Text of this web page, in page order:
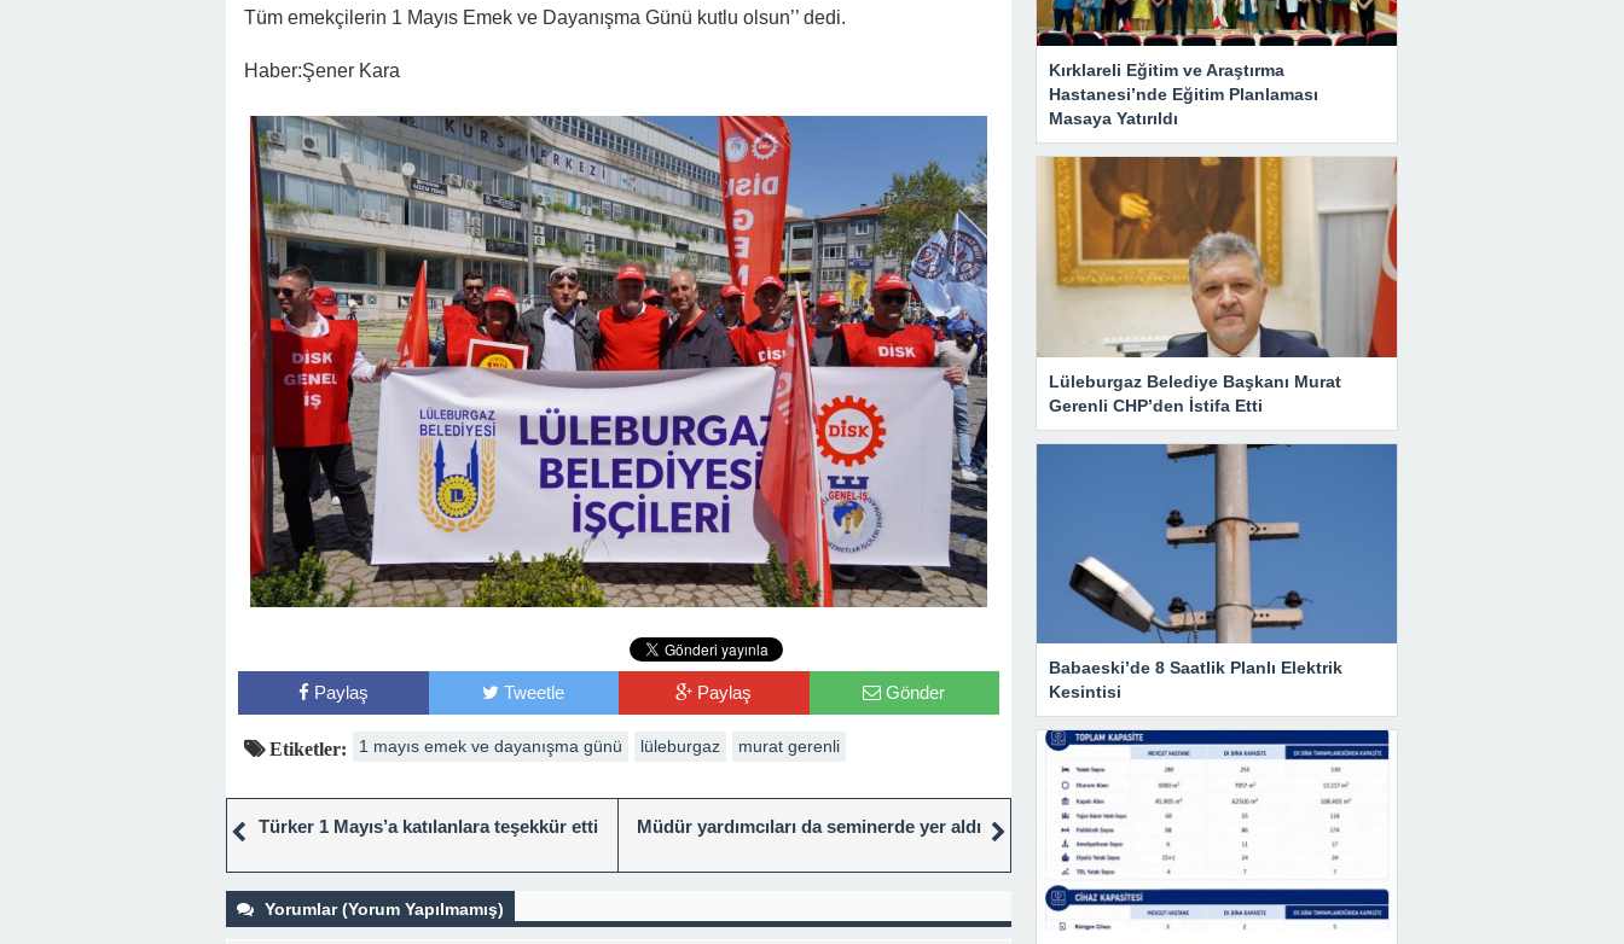
Tüm emekçilerin 1 Mayıs Emek ve Dayanışma Günü kutlu olsun’’ dedi.
Haber:Şener Kara
Paylaş Tweetle Paylaş Gönder
Etiketler: 1 mayıs emek ve dayanışma günü lüleburgaz murat gerenli
Türker 1 Mayıs’a katılanlara teşekkür etti Müdür yardımcıları da seminerde yer aldı
Yorumlar (Yorum Yapılmamış)
Kırklareli Eğitim ve Araştırma
Hastanesi’nde Eğitim Planlaması
Masaya Yatırıldı
Lüleburgaz Belediye Başkanı Murat
Gerenli CHP’den İstifa Etti
Babaeski’de 8 Saatlik Planlı Elektrik
Kesintisi